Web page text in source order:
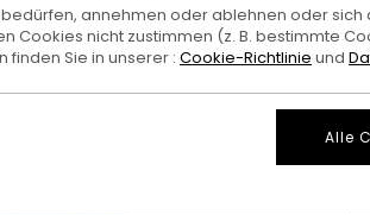
annehmen oder ablehnen oder
Cookies nicht zustimmen (z. B. bestimmte
Sie in unserer : Cookie-Richtlinie und
Alle